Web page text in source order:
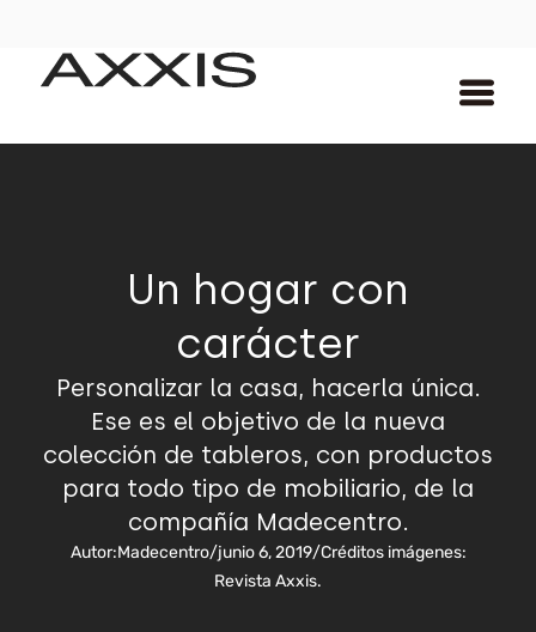
Un hogar con
carácter
Personalizar la casa, hacerla única.
Ese es el objetivo de la nueva
colección de tableros, con productos
para todo tipo de mobiliario, de la
compañía Madecentro.
Autor:Madecentro/junio 6, 2019/Créditos imágenes:
Revista Axxis.